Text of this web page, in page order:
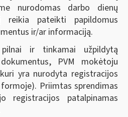
nurodomas darbo dienų
pateikti papildomus
ir/ar informaciją.
ir tinkamai užpildytą
PVM mokėtoju
yra nurodyta registracijos
Priimtas sprendimas
registracijos patalpinamas